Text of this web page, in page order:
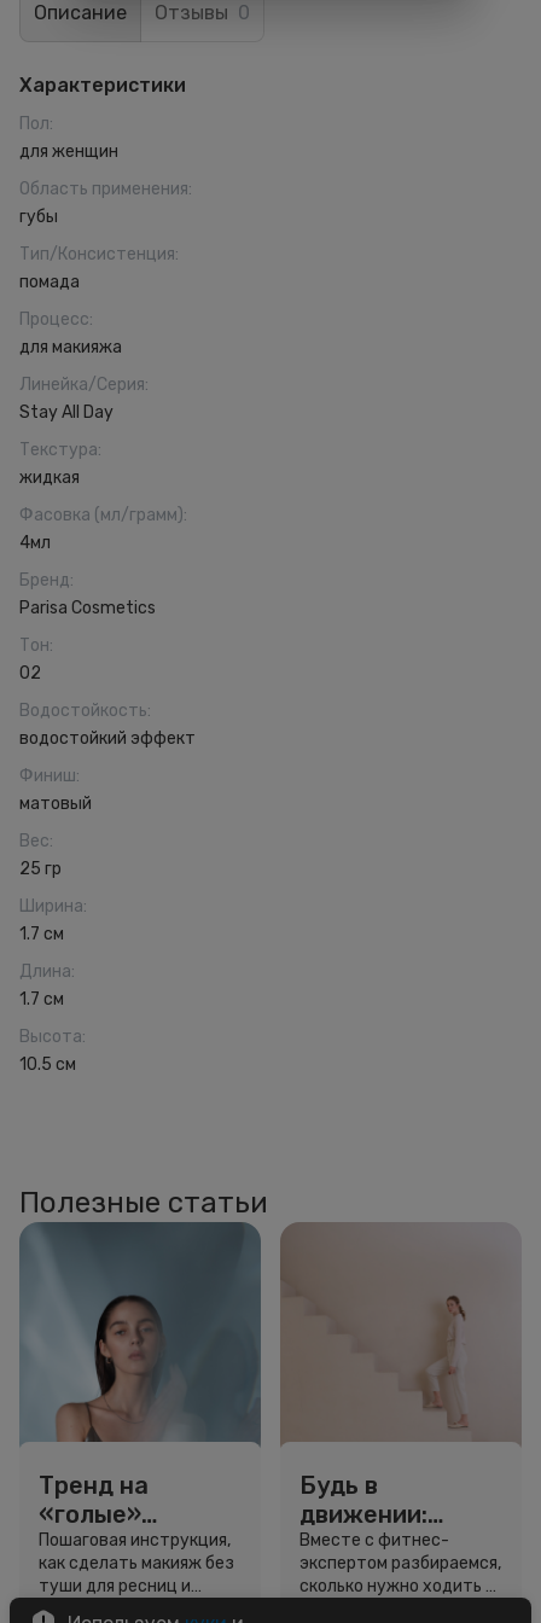
Описание Отзывы 0
Характеристики
Пол:
для женщин
Область применения:
губы
Тип/Консистенция:
помада
Процесс:
для макияжа
Линейка/Серия:
Stay All Day
Текстура:
жидкая
Фасовка (мл/грамм):
4мл
Бренд:
Parisa Cosmetics
Тон:
02
Водостойкость:
водостойкий эффект
Финиш:
матовый
Вес:
25 гр
Ширина:
1.7 см
Длина:
1.7 см
Высота:
10.5 см
Полезные статьи
Тренд на
«голые»
ресницы: как
выглядеть
свежо, не
Пошаговая инструкция,
как сделать макияж без
туши для ресниц и
звёздный образ для
Будь в
движении:
сколько нужно
шагов для
красоты и
Вместе с фитнес-
экспертом разбираемся,
сколько нужно ходить и